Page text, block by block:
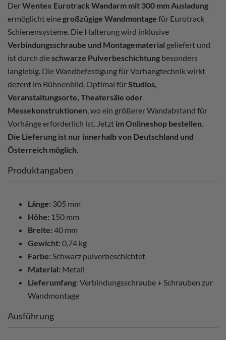
DerWentex Eurotrack Wandarm mit 300 mm Ausladung
ermöglicht einegroßzügige Wandmontage für Eurotrack
Schienensysteme. Die Halterung wird inklusive
Verbindungsschraube und Montagematerial geliefert und
ist durch dieschwarze Pulverbeschichtung besonders
langlebig. Die Wandbefestigung für Vorhangtechnik wirkt
dezent im Bühnenbild. Optimal fürStudios,
Veranstaltungsorte, Theatersäle oder
Messekonstruktionen, wo ein größerer Wandabstand für
Vorhänge erforderlich ist. Jetzt im Onlineshop bestellen.
Die Lieferung ist nur innerhalb von Deutschland und
Österreich möglich.
Produktangaben
Länge: 305 mm
Höhe: 150 mm
Breite: 40 mm
Gewicht: 0,74 kg
Farbe: Schwarz pulverbeschichtet
Material: Metall
Lieferumfang: Verbindungsschraube + Schrauben zur
Wandmontage
Ausführung